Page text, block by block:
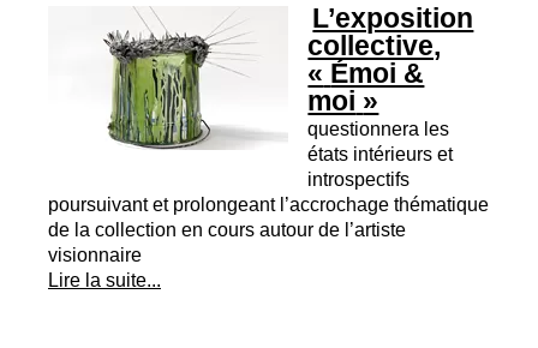
L’exposition
collective,
« Émoi &
moi »
questionnera les
états intérieurs et
introspectifs
poursuivant et prolongeant l’accrochage thématique
de la collection en cours autour de l’artiste
visionnaire
Lire la suite...